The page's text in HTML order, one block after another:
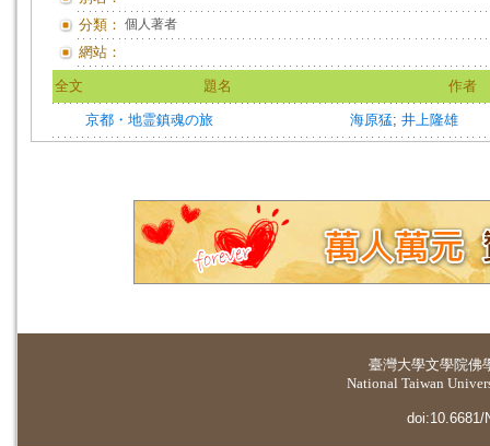
分類： 個人著者
網站：
全文 題名 作者
京都・地霊鎮魂の旅 海原猛; 井上隆雄
臺灣大學文學院佛
National Taiwan
doi:10.6681/